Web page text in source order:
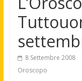
news
moda
maschile
8 Settembre 2008
Oroscopo